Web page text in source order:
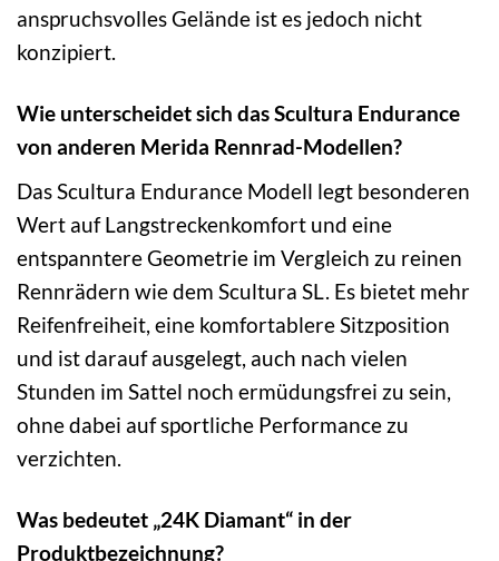
anspruchsvolles Gelände ist es jedoch nicht
konzipiert.
Wie unterscheidet sich das Scultura Endurance
von anderen Merida Rennrad-Modellen?
Das Scultura Endurance Modell legt besonderen
Wert auf Langstreckenkomfort und eine
entspanntere Geometrie im Vergleich zu reinen
Rennrädern wie dem Scultura SL. Es bietet mehr
Reifenfreiheit, eine komfortablere Sitzposition
und ist darauf ausgelegt, auch nach vielen
Stunden im Sattel noch ermüdungsfrei zu sein,
ohne dabei auf sportliche Performance zu
verzichten.
Was bedeutet „24K Diamant“ in der
Produktbezeichnung?